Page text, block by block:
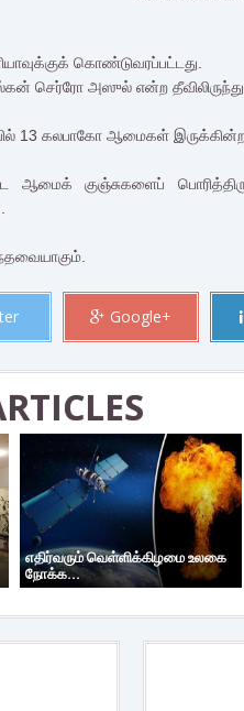
கொண்டுவரப்பட்டது.
செர்ரோ அஸுல் என்ற
13 கலபாகோ ஆமைகள்
குஞ்சுகளைப்
Google+
எதிர்வரும் வெள்ளிக்கிழமை உலகை
நோக்க...